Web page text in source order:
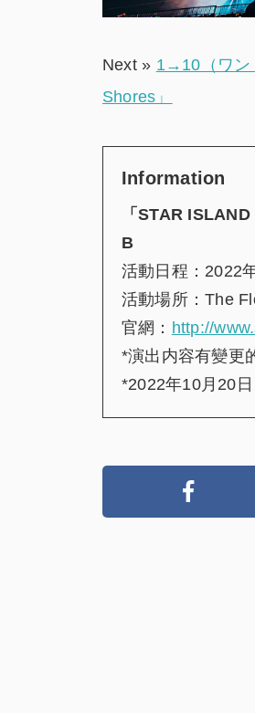
Next » 1→10（ワン
Shores」
Information
「STAR ISLAND
B
活動日程：2022
活動場所：The
官網： http://
*演出内容有變更
*2022年10月20